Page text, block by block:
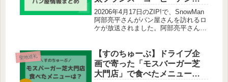
トースト
20206年4月17日のZIP!で、SnowMan
阿部亮平さんがパン屋さんを訪れるロ
ケが放送されました。阿部亮平さんが
(@ntvzip)がシェアした投稿ZIP!で...
聖地巡礼
【すのちゅーぶ】ドライブ企
画で寄った「モスバーガー芝
大門店」で食べたメニュー